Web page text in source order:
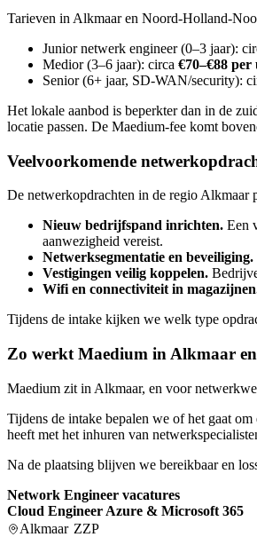
Tarieven in Alkmaar en Noord-Holland-
Junior netwerk engineer (0–3 jaar):
Medior (3–6 jaar): circa €70–€88 per
Senior (6+ jaar, SD-WAN/security):
Het lokale aanbod is beperkter dan in de
locatie passen. De Maedium-fee komt
Veelvoorkomende
De netwerkopdrachten in de regio Alkmaar
Nieuw bedrijfspand inrichten. Een
aanwezigheid vereist.
Netwerksegmentatie en beveiliging.
Vestigingen veilig koppelen.
Wifi en connectiviteit in
Tijdens de intake kijken we welk type
Zo werkt Maedium in Alkmaar
Maedium zit in Alkmaar, en voor
Tijdens de intake bepalen we of het gaat
heeft met het inhuren van
Na de plaatsing blijven we bereikbaar en
Network Engineer vacatures
Cloud Engineer Azure & Microsoft 365
Alkmaar ZZP